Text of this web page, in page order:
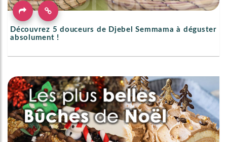
Découvrez 5 douceurs de Djebel Semmama à déguster
absolument !